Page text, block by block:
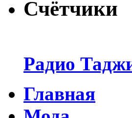
Счётчики
Радио
Главная